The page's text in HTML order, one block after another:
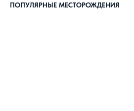
ПОПУЛЯРНЫЕ МЕСТОРОЖДЕНИЯ